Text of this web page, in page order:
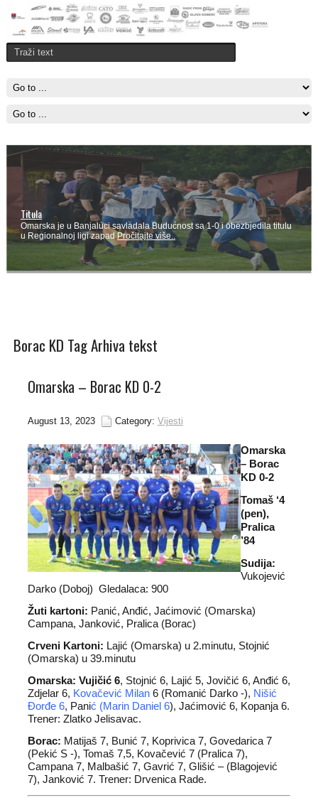
Titula
Omarska je u Banjaluci savladala Budućnost sa 1-0 i obezbjedila titulu
u Regionalnoj ligi zapadPročitajte više..
Borac KD Tag Arhiva tekst
Omarska – Borac KD 0-2
August 13, 2023 Category: Vijesti
Omarska
– Borac
KD 0-2
Tomaš ‘4
(pen),
Pralica
’84
Sudija:
Vukojević
Darko (Doboj) Gledalaca: 900
Žuti kartoni: Panić, Anđić, Jaćimović (Omarska)
Campana, Janković, Pralica (Borac)
Crveni Kartoni: Lajić (Omarska) u 2.minutu, Stojnić
(Omarska) u 39.minutu
Omarska: Vujičić 6, Stojnić 6, Lajić 5, Jovičić 6, Anđić 6,
Zdjelar 6, Kovačević Milan6 (Romanić Darko -), Nišić
Đorđe 6, Panić (Marin Daniel 6), Jaćimović 6, Kopanja 6.
Trener: Zlatko Jelisavac.
Borac: Matijaš 7, Bunić 7, Koprivica 7, Govedarica 7
(Pekić S -), Tomaš 7,5, Kovačević 7 (Pralica 7),
Campana 7, Malbašić 7, Gavrić 7, Glišić – (Blagojević
7), Janković 7. Trener: Drvenica Rade.